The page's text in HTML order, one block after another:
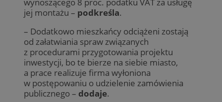
jej montażu – podkreśla.
– Dodatkowo mieszkańcy odciążeni zostają
od załatwiania spraw związanych
z procedurami przygotowania projektu
inwestycji, bo te bierze na siebie miasto,
a prace realizuje firma wyłoniona
w postępowaniu o udzielenie zamówienia
publicznego – dodaje.